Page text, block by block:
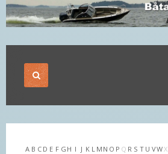
A B C D E F G H I J K L M N O P Q R S T U VWX